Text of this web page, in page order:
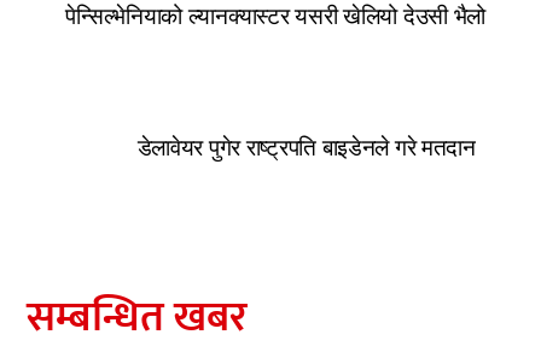
पेन्सिल्भेनियाको ल्यानक्यास्टर यसरी खेलियो देउसी भैलो
डेलावेयर पुगेर राष्ट्रपति बाइडेनले गरे मतदान
सम्बन्धित खबर